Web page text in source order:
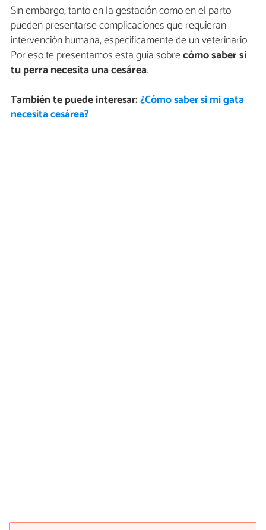
Sin embargo, tanto en la gestación como en el parto
pueden presentarse complicaciones que requieran
intervención humana, específicamente de un veterinario.
Por eso te presentamos esta guía sobrecómo saber si
tu perra necesita una cesárea.
También te puede interesar:¿Cómo saber si mi gata
necesita cesárea?